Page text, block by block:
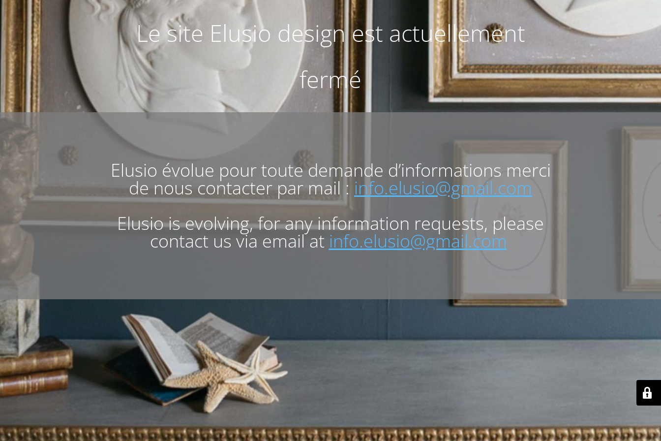
Le site Elusio design est actuellement
fermé
Elusio évolue pour toute demande d’informations merci
de nous contacter par mail : info.elusio@gmail.com
Elusio is evolving, for any information requests, please
contact us via email at info.elusio@gmail.com